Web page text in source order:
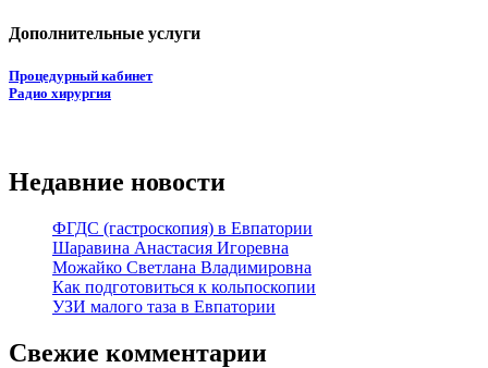
Дополнительные услуги
Процедурный кабинет
Радио хирургия
Недавние новости
ФГДС (гастроскопия) в Евпатории
Шаравина Анастасия Игоревна
Можайко Светлана Владимировна
Как подготовиться к кольпоскопии
УЗИ малого таза в Евпатории
Свежие комментарии